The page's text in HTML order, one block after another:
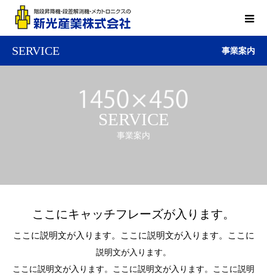
SERVICE 事業案内
SERVICE
事業案内
ここにキャッチフレーズが入ります。
ここに説明文が入ります。ここに説明文が入ります。ここに
説明文が入ります。
ここに説明文が入ります。ここに説明文が入ります。ここに説明